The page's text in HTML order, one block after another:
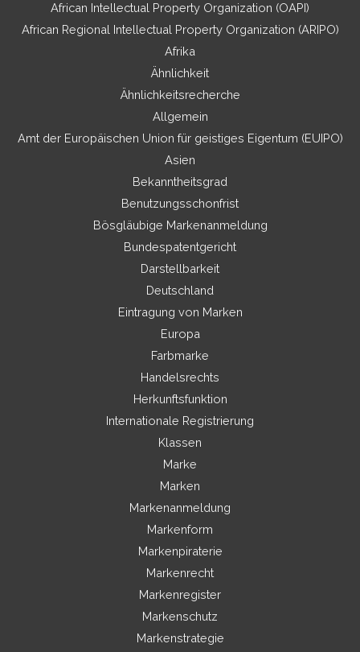
African Intellectual Property Organization (OAPI)
African Regional Intellectual Property Organization (ARIPO)
Afrika
Ähnlichkeit
Ähnlichkeitsrecherche
Allgemein
Amt der Europäischen Union für geistiges Eigentum (EUIPO)
Asien
Bekanntheitsgrad
Benutzungsschonfrist
Bösgläubige Markenanmeldung
Bundespatentgericht
Darstellbarkeit
Deutschland
Eintragung von Marken
Europa
Farbmarke
Handelsrechts
Herkunftsfunktion
Internationale Registrierung
Klassen
Marke
Marken
Markenanmeldung
Markenform
Markenpiraterie
Markenrecht
Markenregister
Markenschutz
Markenstrategie